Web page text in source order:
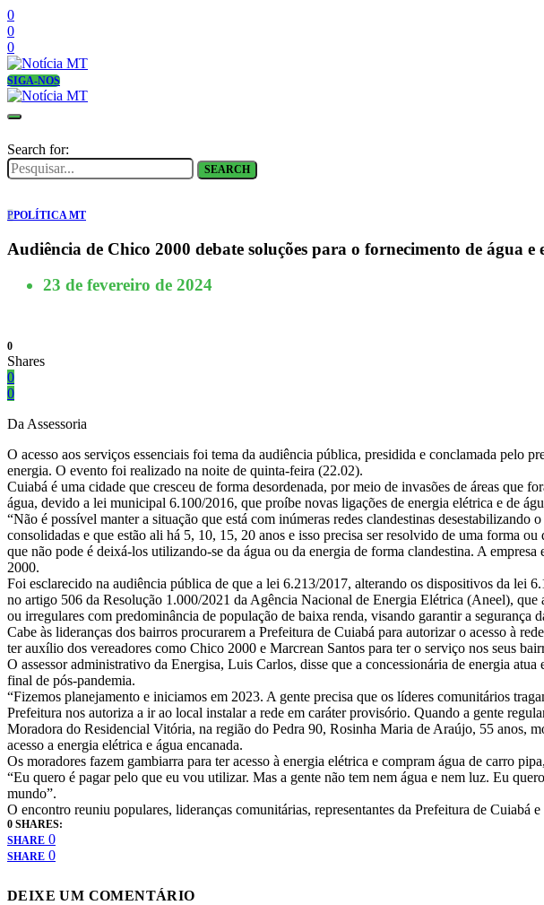
0
0
0
SIGA-NOS
Search for:
SEARCH
PPOLÍTICA MT
Audiência de Chico 2000 debate soluções para o fornecimento de água
23 de fevereiro de 2024
0
Shares
0
0
Da Assessoria
O acesso aos serviços essenciais foi tema da audiência pública, presidida e conclamada pelo
energia. O evento foi realizado na noite de quinta-feira (22.02).
Cuiabá é uma cidade que cresceu de forma desordenada, por meio de invasões de áreas que
água, devido a lei municipal 6.100/2016, que proíbe novas ligações de energia elétrica e de
“Não é possível manter a situação que está com inúmeras redes clandestinas
consolidadas e que estão ali há 5, 10, 15, 20 anos e isso precisa ser resolvido de uma forma
que não pode é deixá-los utilizando-se da água ou da energia de forma clandestina. A
2000.
Foi esclarecido na audiência pública de que a lei 6.213/2017, alterando os dispositivos da lei
no artigo 506 da Resolução 1.000/2021 da Agência Nacional de Energia Elétrica (Aneel),
ou irregulares com predominância de população de baixa renda, visando garantir a
Cabe às lideranças dos bairros procurarem a Prefeitura de Cuiabá para autorizar o acesso à
ter auxílio dos vereadores como Chico 2000 e Marcrean Santos para ter o serviço nos seus
O assessor administrativo da Energisa, Luis Carlos, disse que a concessionária de energia
final de pós-pandemia.
“Fizemos planejamento e iniciamos em 2023. A gente precisa que os líderes comunitários
Prefeitura nos autoriza a ir ao local instalar a rede em caráter provisório. Quando a gente
Moradora do Residencial Vitória, na região do Pedra 90, Rosinha Maria de Araújo, 55 anos,
acesso a energia elétrica e água encanada.
Os moradores fazem gambiarra para ter acesso à energia elétrica e compram água de carro
“Eu quero é pagar pelo que eu vou utilizar. Mas a gente não tem nem água e nem luz. Eu
mundo”.
O encontro reuniu populares, lideranças comunitárias, representantes da Prefeitura de Cuiabá
0 SHARES:
SHARE 0
SHARE 0
DEIXE UM COMENTÁRIO